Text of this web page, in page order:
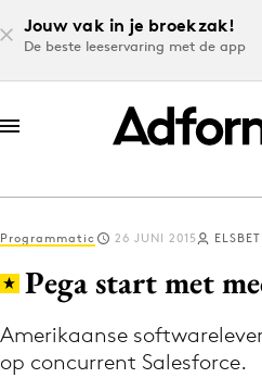
Jouw vak in je broekzak!
De beste leeservaring met de app
Log in
Download
Volg het laatste
Programmatic 26 JUNI 2015
Pega start met
Amerikaanse
op concurrent Salesforce.